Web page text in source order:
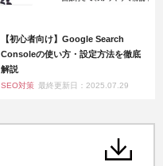
【初心者向け】Google Search
Consoleの使い方・設定方法を徹底
解説
SEO対策 最終更新日：2025.07.29